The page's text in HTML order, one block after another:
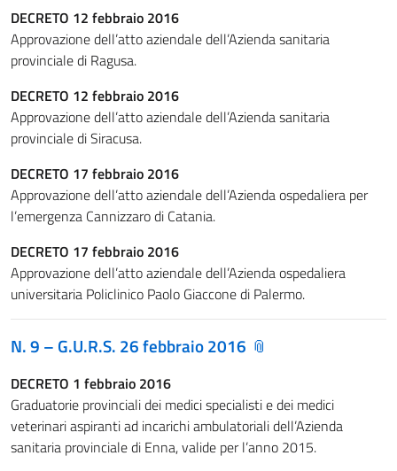
DECRETO 12 febbraio 2016
Approvazione dell’atto aziendale dell’Azienda sanitaria
provinciale di Ragusa.
DECRETO 12 febbraio 2016
Approvazione dell’atto aziendale dell’Azienda sanitaria
provinciale di Siracusa.
DECRETO 17 febbraio 2016
Approvazione dell’atto aziendale dell’Azienda ospedaliera per
l’emergenza Cannizzaro di Catania.
DECRETO 17 febbraio 2016
Approvazione dell’atto aziendale dell’Azienda ospedaliera
universitaria Policlinico Paolo Giaccone di Palermo.
N. 9 – G.U.R.S. 26 febbraio 2016
DECRETO 1 febbraio 2016
Graduatorie provinciali dei medici specialisti e dei medici
veterinari aspiranti ad incarichi ambulatoriali dell’Azienda
sanitaria provinciale di Enna, valide per l’anno 2015.